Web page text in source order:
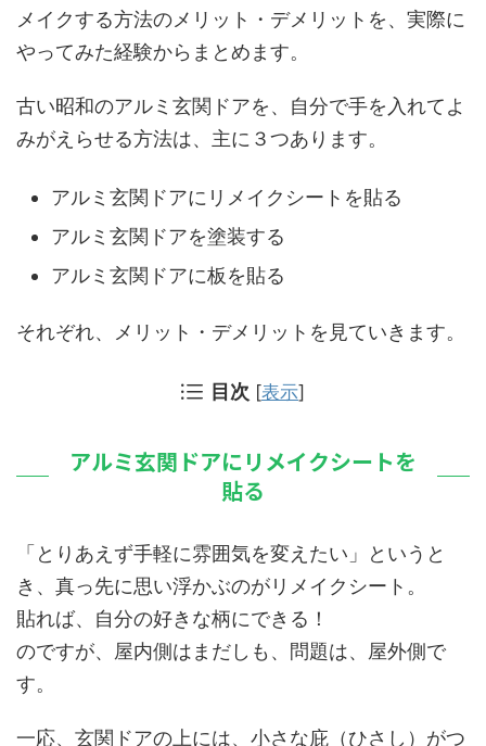
メイクする方法のメリット・デメリットを、実際に
やってみた経験からまとめます。
古い昭和のアルミ玄関ドアを、自分で手を入れてよ
みがえらせる方法は、主に３つあります。
アルミ玄関ドアにリメイクシートを貼る
アルミ玄関ドアを塗装する
アルミ玄関ドアに板を貼る
それぞれ、メリット・デメリットを見ていきます。
目次 [表示]
アルミ玄関ドアにリメイクシートを
貼る
「とりあえず手軽に雰囲気を変えたい」というと
き、真っ先に思い浮かぶのがリメイクシート。
貼れば、自分の好きな柄にできる！
のですが、屋内側はまだしも、問題は、屋外側で
す。
一応、玄関ドアの上には、小さな庇（ひさし）がつ